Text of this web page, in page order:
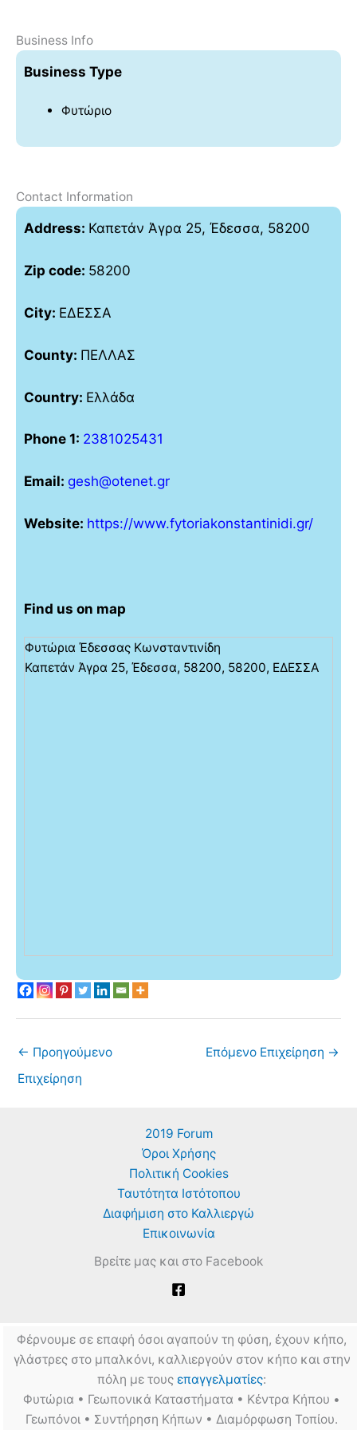
Business Info
Business Type
Φυτώριο
Contact Information
Address: Καπετάν Άγρα 25, Έδεσσα, 58200
Zip code: 58200
City: ΕΔΕΣΣΑ
County: ΠΕΛΛΑΣ
Country: Ελλάδα
Phone 1: 2381025431
Email: gesh@otenet.gr
Website: https://www.fytoriakonstantinidi.gr/
Find us on map
Φυτώρια Έδεσσας Κωνσταντινίδη
Καπετάν Άγρα 25, Έδεσσα, 58200, 58200, ΕΔΕΣΣΑ
← Προηγούμενο
Επιχείρηση
Επόμενο Επιχείρηση →
2019 Forum
Όροι Χρήσης
Πολιτική Cookies
Ταυτότητα Ιστότοπου
Διαφήμιση στο Καλλιεργώ
Επικοινωνία
Βρείτε μας και στο Facebook
Φέρνουμε σε επαφή όσοι αγαπούν τη φύση, έχουν κήπο,
γλάστρες στο μπαλκόνι, καλλιεργούν στον κήπο και στην
πόλη με τους επαγγελματίες:
Φυτώρια • Γεωπονικά Καταστήματα • Κέντρα Κήπου •
Γεωπόνοι • Συντήρηση Κήπων • Διαμόρφωση Τοπίου.